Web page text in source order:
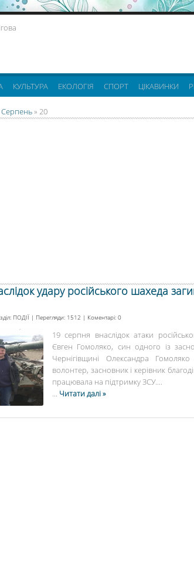
КУЛЬТУРА ЕКОЛОГІЯ СПОРТ ЦІКАВИНКИ
Серпень» 20
удару російського шахеда
ПОДІЇ | Перегляди: 1512 | Коментарі: 0
19 серпня внаслідок атаки
Євген Гомоляко, син одного із
Чернігівщині Олександра
волонтер, засновник і керівник
працювала на підтримку ЗСУ....
... Читати далі »